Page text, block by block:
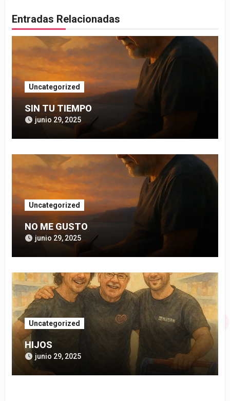
Entradas Relacionadas
Uncategorized
SIN TU TIEMPO
junio 29, 2025
Uncategorized
NO ME GUSTO
junio 29, 2025
Uncategorized
HIJOS
junio 29, 2025